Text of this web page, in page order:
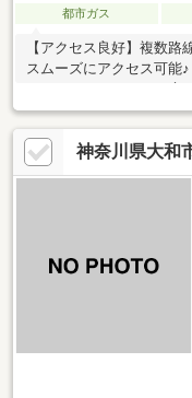
都市ガス
【アクセス良好】複数
スムーズにアクセス可能
口】前面道路に約10ｍ接
す。【静かな環境】第一
た住環境が魅力！【便利
局、銀行など生活に必要
築条件なし！お好みのハ
す。～現地案内会開催
神奈川県大和